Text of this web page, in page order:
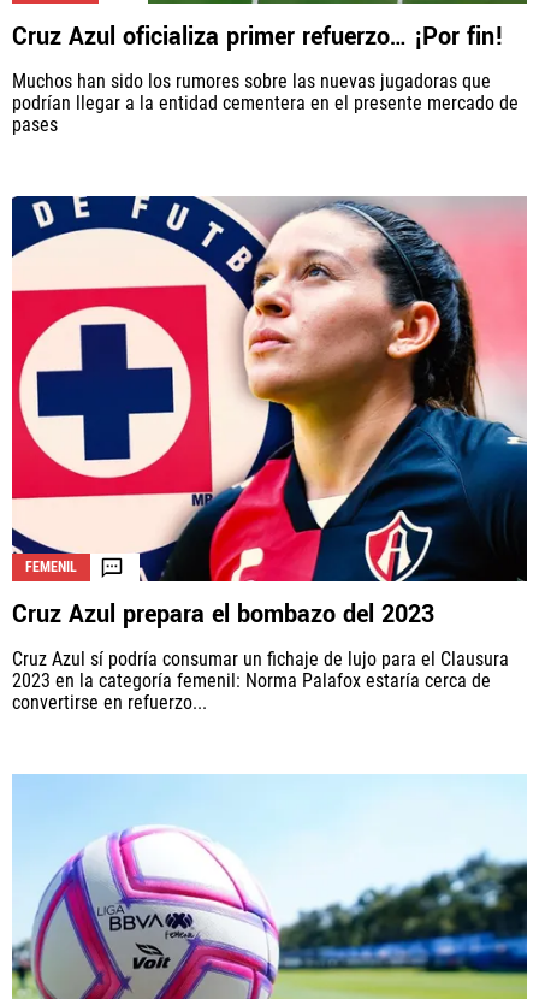
Cruz Azul oficializa primer refuerzo… ¡Por fin!
Muchos han sido los rumores sobre las nuevas jugadoras que
podrían llegar a la entidad cementera en el presente mercado de
pases
FEMENIL
Cruz Azul prepara el bombazo del 2023
Cruz Azul sí podría consumar un fichaje de lujo para el Clausura
2023 en la categoría femenil: Norma Palafox estaría cerca de
convertirse en refuerzo...